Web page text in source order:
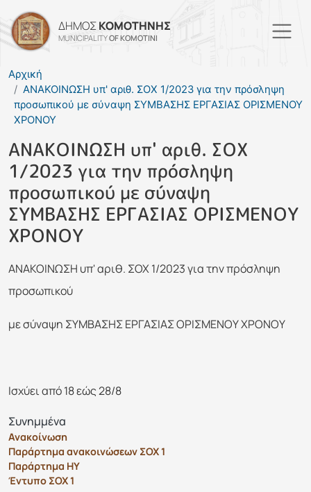
Παράκαμψη προς το
ΔΗΜΟΣΚΟΜΟΤΗΝΗΣ
MUNICIPALITYOF KOMOTINI
Αρχική
ΑΝΑΚΟΙΝΩΣΗ υπ' αριθ. ΣΟΧ 1/2023 για την πρόσληψη
προσωπικού με σύναψη ΣΥΜΒΑΣΗΣ ΕΡΓΑΣΙΑΣ ΟΡΙΣΜΕΝΟΥ
ΧΡΟΝΟΥ
ΑΝΑΚΟΙΝΩΣΗ υπ' αριθ. ΣΟΧ
1/2023 για την πρόσληψη
προσωπικού με σύναψη
ΣΥΜΒΑΣΗΣ ΕΡΓΑΣΙΑΣ ΟΡΙΣΜΕΝΟΥ
ΧΡΟΝΟΥ
ΑΝΑΚΟΙΝΩΣΗ υπ' αριθ. ΣΟΧ 1/2023 για την πρόσληψη
προσωπικού
με σύναψη ΣΥΜΒΑΣΗΣ ΕΡΓΑΣΙΑΣ ΟΡΙΣΜΕΝΟΥ ΧΡΟΝΟΥ
Ισχύει από 18 εώς 28/8
Συνημμένα
Ανακοίνωση
Παράρτημα ανακοινώσεων ΣΟΧ 1
Παράρτημα ΗΥ
Έντυπο ΣΟΧ 1